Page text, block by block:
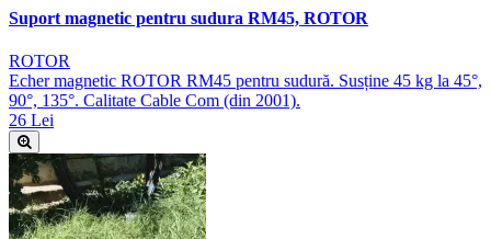
Suport magnetic pentru sudura RM45, ROTOR
ROTOR
Echer magnetic ROTOR RM45 pentru sudură. Susține 45 kg la 45°,
90°, 135°. Calitate Cable Com (din 2001).
26 Lei